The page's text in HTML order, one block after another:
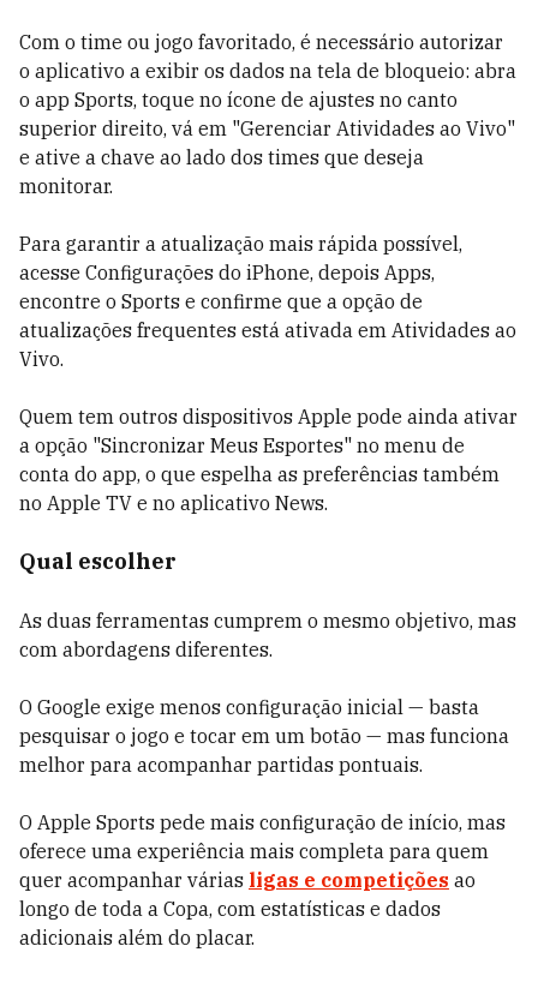
Com o time ou jogo favoritado, é necessário autorizar
o aplicativo a exibir os dados na tela de bloqueio: abra
o app Sports, toque no ícone de ajustes no canto
superior direito, vá em "Gerenciar Atividades ao Vivo"
e ative a chave ao lado dos times que deseja
monitorar.
Para garantir a atualização mais rápida possível,
acesse Configurações do iPhone, depois Apps,
encontre o Sports e confirme que a opção de
atualizações frequentes está ativada em Atividades ao
Vivo.
Quem tem outros dispositivos Apple pode ainda ativar
a opção "Sincronizar Meus Esportes" no menu de
conta do app, o que espelha as preferências também
no Apple TV e no aplicativo News.
Qual escolher
As duas ferramentas cumprem o mesmo objetivo, mas
com abordagens diferentes.
O Google exige menos configuração inicial — basta
pesquisar o jogo e tocar em um botão — mas funciona
melhor para acompanhar partidas pontuais.
O Apple Sports pede mais configuração de início, mas
oferece uma experiência mais completa para quem
quer acompanhar várias ligas e competições ao
longo de toda a Copa, com estatísticas e dados
adicionais além do placar.